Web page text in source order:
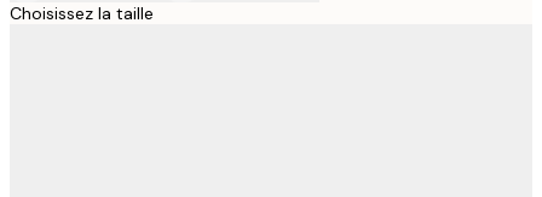
Choisissez la taille